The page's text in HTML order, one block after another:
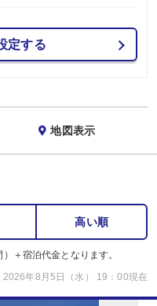
定する
地図表示
高い順
＋宿泊代金となります。
2026年8月5日（水） 19：00現在